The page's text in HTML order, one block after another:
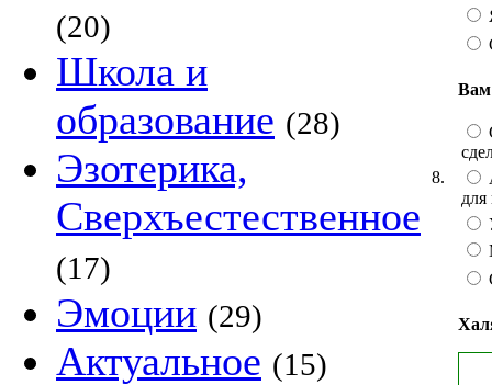
(20)
Школа и
образование (28)
Эзотерика,
Сверхъестественное
(17)
Эмоции (29)
Актуальное (15)
8.
Вам
для